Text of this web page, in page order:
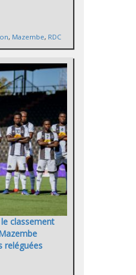
, Mazembe, RDC
classement
reléguées